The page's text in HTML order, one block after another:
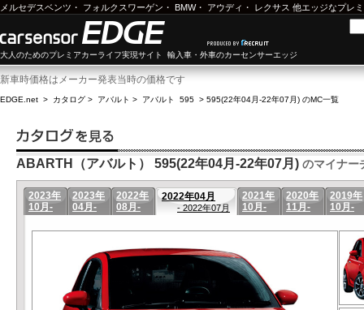
メルセデスベンツ ・ フォルクスワーゲン ・ BMW・ アウディ ・ レクサス 他エッジなプレ
大人のためのプレミアカーライフ実現サイト 輸入車・外車のカーセンサーエッジ
新車時価格はメーカー発表当時の価格です
EDGE.net > カタログ > アバルト > アバルト 595 > 595(22年04月-22年07月) のMC一覧
ABARTH（アバルト） 595(22年04月-22年07月) のマイナー
2023年
10月-
2023年
04月-
2022年
08月-
2022年04月
- 2022年07月
2021年
10月-
2020年
11月-
2019年
10月-